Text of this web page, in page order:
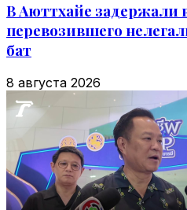
В Аюттхайе задержали
перевозившего
бат
8 августа 2026